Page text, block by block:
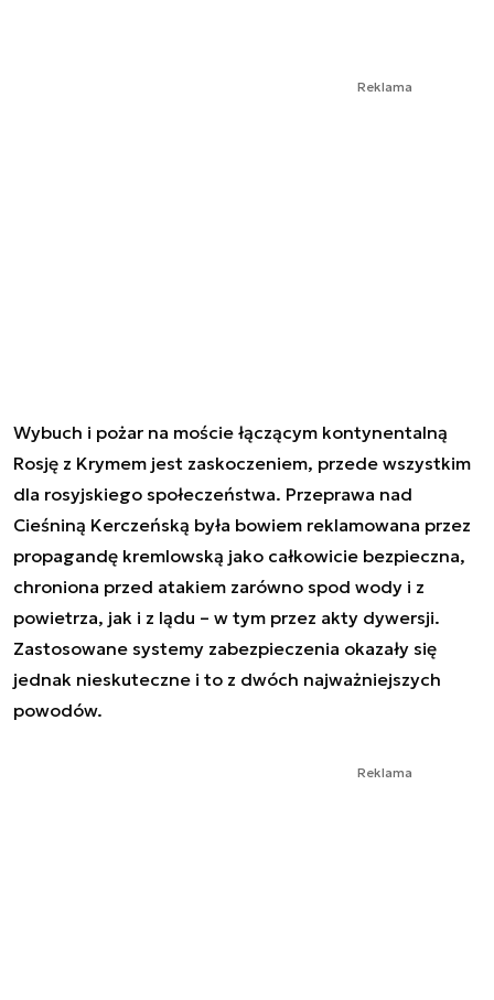
Reklama
Wybuch i pożar na moście łączącym kontynentalną
Rosję z Krymem jest zaskoczeniem, przede wszystkim
dla rosyjskiego społeczeństwa. Przeprawa nad
Cieśniną Kerczeńską była bowiem reklamowana przez
propagandę kremlowską jako całkowicie bezpieczna,
chroniona przed atakiem zarówno spod wody i z
powietrza, jak i z lądu – w tym przez akty dywersji.
Zastosowane systemy zabezpieczenia okazały się
jednak nieskuteczne i to z dwóch najważniejszych
powodów.
Reklama